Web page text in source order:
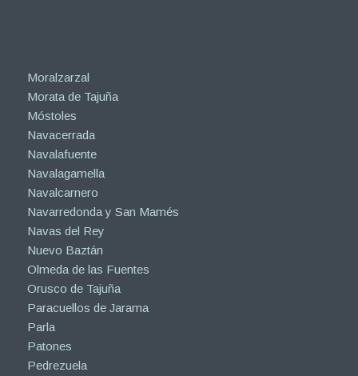
Moralzarzal
Morata de Tajuña
Móstoles
Navacerrada
Navalafuente
Navalagamella
Navalcarnero
Navarredonda y San Mamés
Navas del Rey
Nuevo Baztán
Olmeda de las Fuentes
Orusco de Tajuña
Paracuellos de Jarama
Parla
Patones
Pedrezuela